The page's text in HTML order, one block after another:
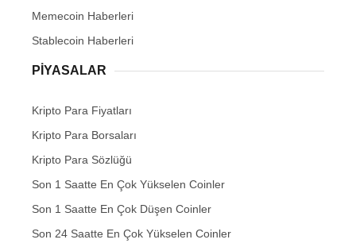
Memecoin Haberleri
Stablecoin Haberleri
PIYASALAR
Kripto Para Fiyatları
Kripto Para Borsaları
Kripto Para Sözlüğü
Son 1 Saatte En Çok Yükselen Coinler
Son 1 Saatte En Çok Düşen Coinler
Son 24 Saatte En Çok Yükselen Coinler